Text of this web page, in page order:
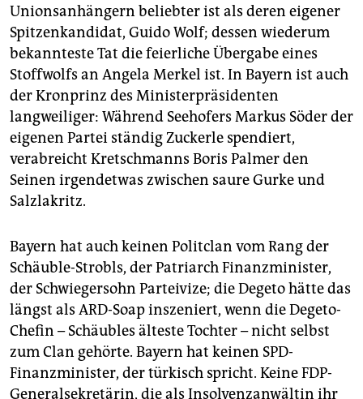
Unionsanhängern beliebter ist als deren eigener
Spitzenkandidat, Guido Wolf; dessen wiederum
bekannteste Tat die feierliche Übergabe eines
Stoffwolfs an Angela Merkel ist. In Bayern ist auch
der Kronprinz des Ministerpräsidenten
langweiliger: Während Seehofers Markus Söder der
eigenen Partei ständig Zuckerle spendiert,
verabreicht Kretschmanns Boris Palmer den
Seinen irgendetwas zwischen saure Gurke und
Salzlakritz.
Bayern hat auch keinen Politclan vom Rang der
Schäuble-Strobls, der Patriarch Finanzminister,
der Schwiegersohn Parteivize; die Degeto hätte das
längst als ARD-Soap inszeniert, wenn die Degeto-
Chefin – Schäubles älteste Tochter – nicht selbst
zum Clan gehörte. Bayern hat keinen SPD-
Finanzminister, der türkisch spricht. Keine FDP-
Generalsekretärin, die als Insolvenzanwältin ihr